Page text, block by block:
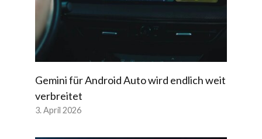
Gemini für Android Auto wird endlich weit
verbreitet
3. April 2026